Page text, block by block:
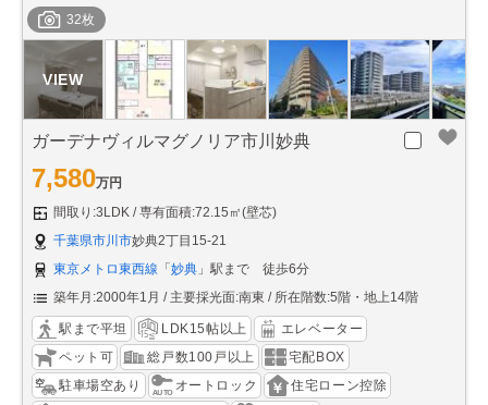
32枚
ガーデナヴィルマグノリア市川妙典
7,580万円
間取り:3LDK
専有面積:72.15㎡(壁芯)
千葉県市川市妙典2丁目15-21
東京メトロ東西線 「 妙典 」駅まで 徒歩6分
築年月:2000年1月
主要採光面:南東 所在階数:5階・地上14階
駅まで平坦 LDK15帖以上
エレベーター
ペット可
総戸数100戸以上
宅配BOX
駐車場空あり
オートロック
住宅ローン控除